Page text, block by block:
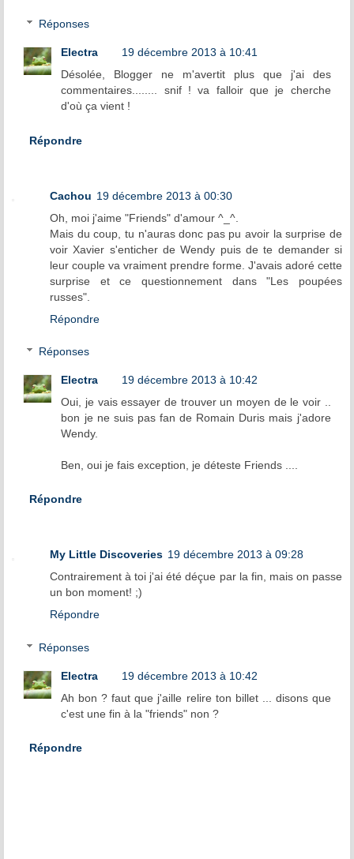
Réponses
Electra
19 décembre 2013 à 10:41
Désolée, Blogger ne m'avertit plus que j'ai des
commentaires........ snif ! va falloir que je cherche
d'où ça vient !
Répondre
Cachou 19 décembre 2013 à 00:30
Oh, moi j'aime "Friends" d'amour ^_^.
Mais du coup, tu n'auras donc pas pu avoir la surprise de
voir Xavier s'enticher de Wendy puis de te demander si
leur couple va vraiment prendre forme. J'avais adoré cette
surprise et ce questionnement dans "Les poupées
russes".
Répondre
Réponses
Electra
19 décembre 2013 à 10:42
Oui, je vais essayer de trouver un moyen de le voir ..
bon je ne suis pas fan de Romain Duris mais j'adore
Wendy.
Ben, oui je fais exception, je déteste Friends ....
Répondre
My Little Discoveries 19 décembre 2013 à 09:28
Contrairement à toi j'ai été déçue par la fin, mais on passe
un bon moment! ;)
Répondre
Réponses
Electra
19 décembre 2013 à 10:42
Ah bon ? faut que j'aille relire ton billet ... disons que
c'est une fin à la "friends" non ?
Répondre